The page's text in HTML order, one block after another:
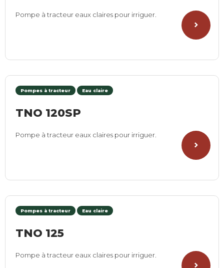
Pompe à tracteur eaux claires pour irriguer.
Pompes à tracteur Eau claire
TNO 120SP
Pompe à tracteur eaux claires pour irriguer.
Pompes à tracteur Eau claire
TNO 125
Pompe à tracteur eaux claires pour irriguer.